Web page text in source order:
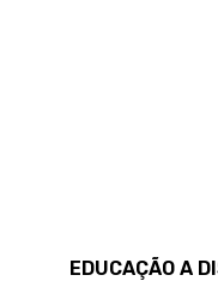
EDUCAÇÃO A